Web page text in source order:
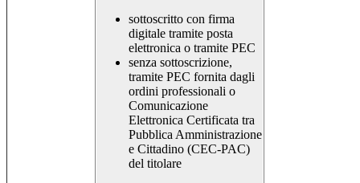
sottoscritto con firma
digitale tramite posta
elettronica o tramite PEC
senza sottoscrizione,
tramite PEC fornita dagli
ordini professionali o
Comunicazione
Elettronica Certificata tra
Pubblica Amministrazione
e Cittadino (CEC-PAC)
del titolare